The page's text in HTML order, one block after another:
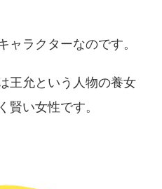
ャラクターなのです。
王允という人物の養女
賢い女性です。